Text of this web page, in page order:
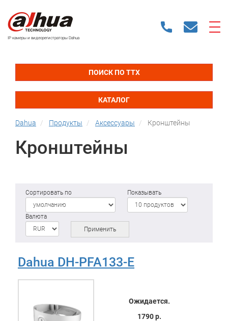
IP камеры и видеорегистраторы Dahua
ПОИСК ПО ТТХ
КАТАЛОГ
Dahua Продукты Аксессуары Кронштейны
Кронштейны
Сортировать по Показывать
Валюта
Применить
Dahua DH-PFA133-E
Ожидается.
1790 р.